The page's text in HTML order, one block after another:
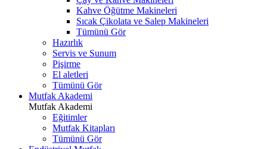
Kahve Öğütme Makineleri
Sıcak Çikolata ve Salep Makineleri
Tümünü Gör
Hazırlık
Servis ve Sunum
Pişirme
El aletleri
Tümünü Gör
Mutfak Akademi
Mutfak Akademi
Eğitimler
Mutfak Kitapları
Tümünü Gör